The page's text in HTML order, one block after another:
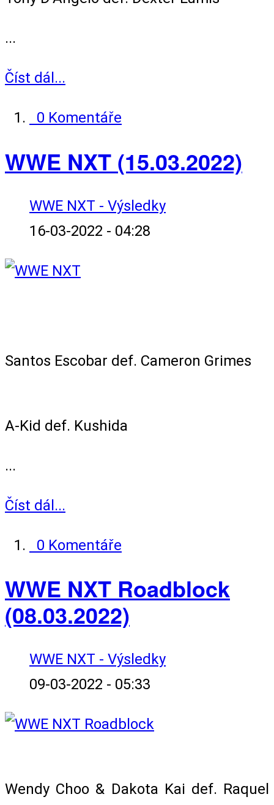
...
Číst dál...
0 Komentáře
WWE NXT (15.03.2022)
WWE NXT - Výsledky
16-03-2022 - 04:28
Santos Escobar def. Cameron Grimes
A-Kid def. Kushida
...
Číst dál...
0 Komentáře
WWE NXT Roadblock
(08.03.2022)
WWE NXT - Výsledky
09-03-2022 - 05:33
Wendy Choo & Dakota Kai def. Raquel